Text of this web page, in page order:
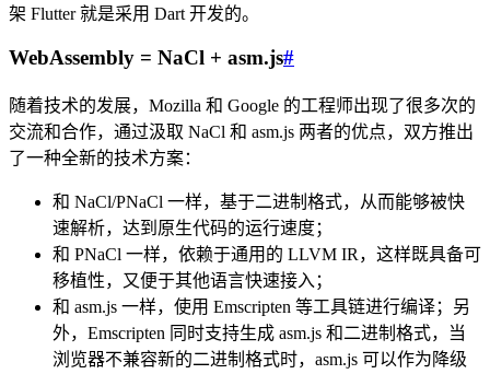
架 Flutter 就是采用 Dart 开发的。
WebAssembly = NaCl + asm.js#
随着技术的发展，Mozilla 和 Google 的工程师出现了很多次的
交流和合作，通过汲取 NaCl 和 asm.js 两者的优点，双方推出
了一种全新的技术方案：
和 NaCl/PNaCl 一样，基于二进制格式，从而能够被快
速解析，达到原生代码的运行速度；
和 PNaCl 一样，依赖于通用的 LLVM IR，这样既具备可
移植性，又便于其他语言快速接入；
和 asm.js 一样，使用 Emscripten 等工具链进行编译；另
外，Emscripten 同时支持生成 asm.js 和二进制格式，当
浏览器不兼容新的二进制格式时，asm.js 可以作为降级